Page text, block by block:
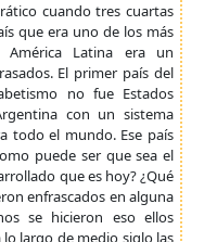
cuando tres cuartas
que era uno de los más
Latina era un
El primer país del
no fue Estados
con un sistema
todo el mundo. Ese país
puede ser que sea el
que es hoy? ¿Qué
enfrascados en alguna
se hicieron eso ellos
largo de medio siglo las